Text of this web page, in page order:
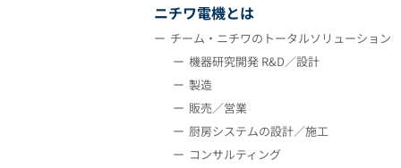
ニチワ電機とは
チーム・ニチワのトータルソリューション
機器研究開発 R&D／設計
製造
販売／営業
厨房システムの設計／施工
コンサルティング